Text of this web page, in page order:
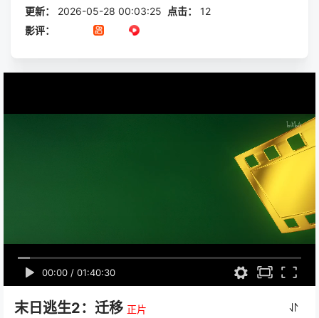
更新：
2026-05-28 00:03:25 点击：
12
影评：
00:00 / 01:40:30
末日逃生2：迁移 正片